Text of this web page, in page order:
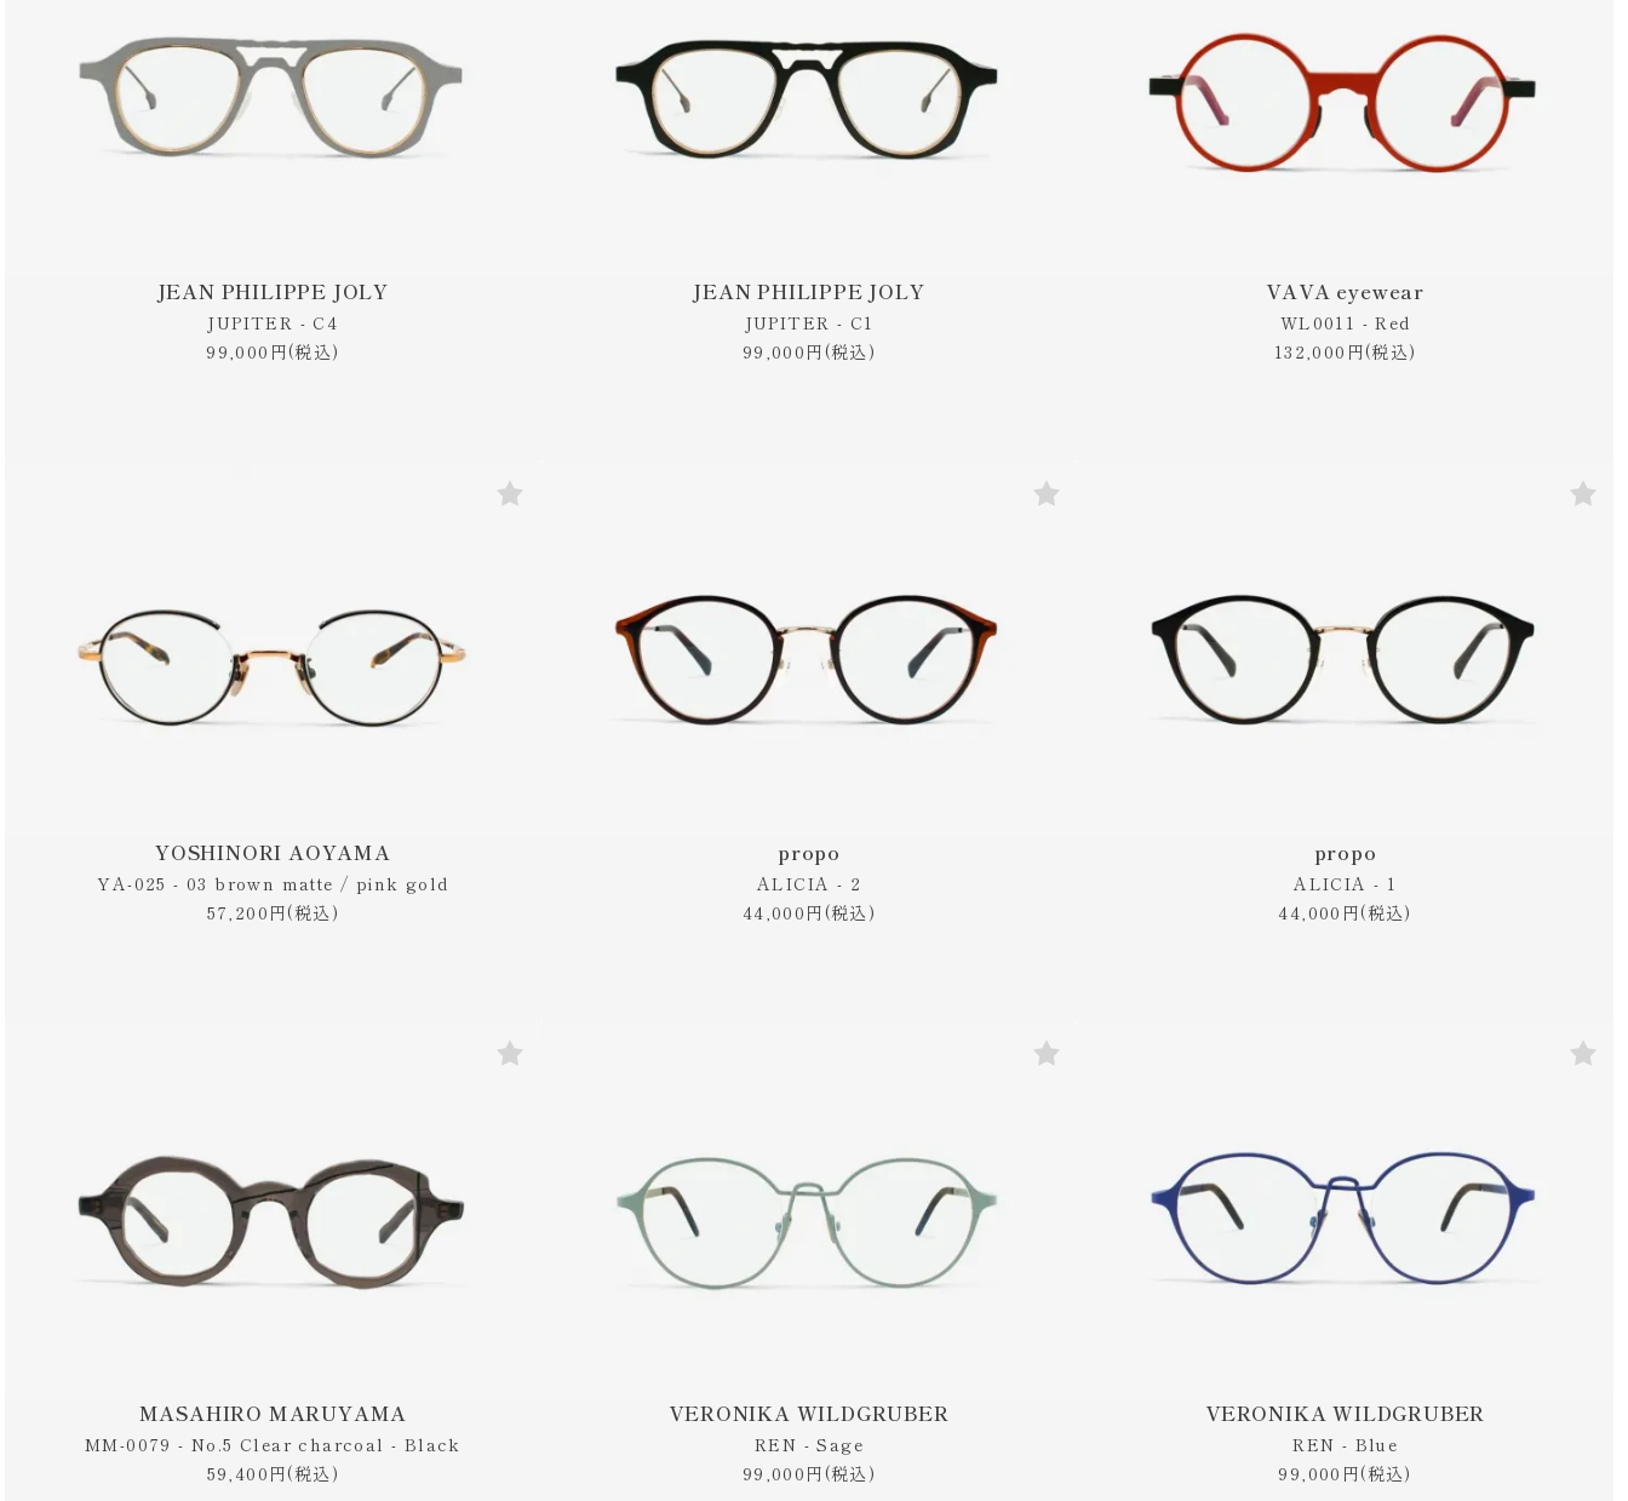
JEAN PHILIPPE JOLY
JUPITER - C4
99,000円(税込)
JEAN PHILIPPE JOLY
JUPITER - C1
99,000円(税込)
VAVA eyewear
WL0011 - Red
132,000円(税込)
YOSHINORI AOYAMA
YA-025 - 03 brown matte / pink gold
57,200円(税込)
propo
ALICIA - 2
44,000円(税込)
propo
ALICIA - 1
44,000円(税込)
MASAHIRO MARUYAMA
MM-0079 - No.5 Clear charcoal - Black
59,400円(税込)
VERONIKA WILDGRUBER
REN - Sage
99,000円(税込)
VERONIKA WILDGRUBER
REN - Blue
99,000円(税込)